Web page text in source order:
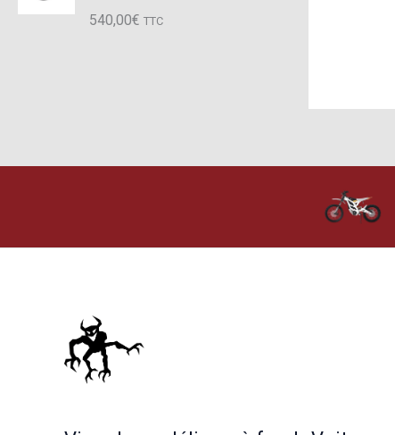
540,00€ TTC